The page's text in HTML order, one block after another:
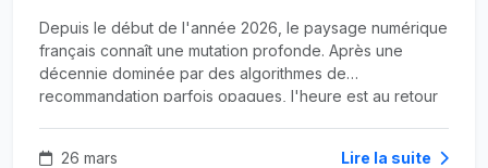
Depuis le début de l'année 2026, le paysage numérique
français connaît une mutation profonde. Après une
décennie dominée par des algorithmes de
recommandation parfois opaques, l'heure est au retour
26 mars Lire la suite